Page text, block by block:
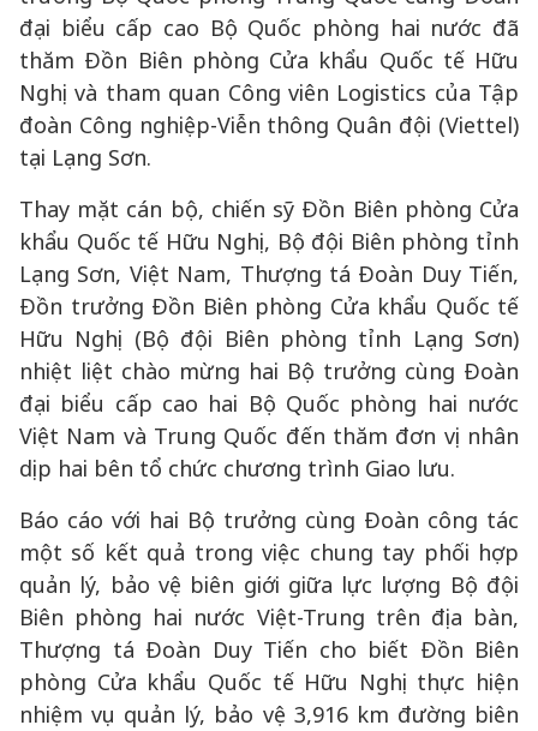
đại biểu cấp cao Bộ Quốc phòng hai nước đã
thăm Đồn Biên phòng Cửa khẩu Quốc tế Hữu
Nghị và tham quan Công viên Logistics của Tập
đoàn Công nghiệp-Viễn thông Quân đội (Viettel)
tại Lạng Sơn.
Thay mặt cán bộ, chiến sỹ Đồn Biên phòng Cửa
khẩu Quốc tế Hữu Nghị, Bộ đội Biên phòng tỉnh
Lạng Sơn, Việt Nam, Thượng tá Đoàn Duy Tiến,
Đồn trưởng Đồn Biên phòng Cửa khẩu Quốc tế
Hữu Nghị (Bộ đội Biên phòng tỉnh Lạng Sơn)
nhiệt liệt chào mừng hai Bộ trưởng cùng Đoàn
đại biểu cấp cao hai Bộ Quốc phòng hai nước
Việt Nam và Trung Quốc đến thăm đơn vị nhân
dịp hai bên tổ chức chương trình Giao lưu.
Báo cáo với hai Bộ trưởng cùng Đoàn công tác
một số kết quả trong việc chung tay phối hợp
quản lý, bảo vệ biên giới giữa lực lượng Bộ đội
Biên phòng hai nước Việt-Trung trên địa bàn,
Thượng tá Đoàn Duy Tiến cho biết Đồn Biên
phòng Cửa khẩu Quốc tế Hữu Nghị thực hiện
nhiệm vụ quản lý, bảo vệ 3,916 km đường biên